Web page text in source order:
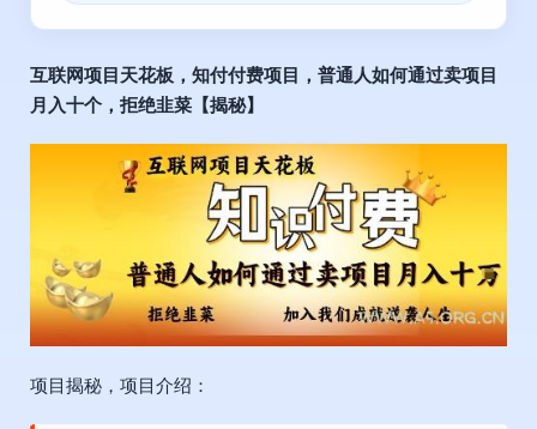
互联网项目天花板， 知付付费项目，普通人如何通过卖项目
月入十个，拒绝韭菜【揭秘】
项目揭秘，项目介绍：